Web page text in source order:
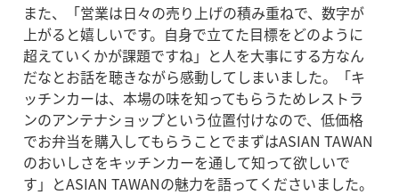
また、「営業は日々の売り上げの積み重ねで、数字が
上がると嬉しいです。自身で立てた目標をどのように
超えていくかが課題ですね」と人を大事にする方なん
だなとお話を聴きながら感動してしまいました。「キ
ッチンカーは、本場の味を知ってもらうためレストラ
ンのアンテナショップという位置付けなので、低価格
でお弁当を購入してもらうことでまずはASIAN TAWAN
のおいしさをキッチンカーを通して知って欲しいで
す」とASIAN TAWANの魅力を語ってくださいました。